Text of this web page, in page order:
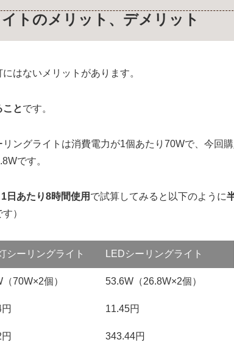
トのメリット、デメリット
はないメリットがあります。
ことです。
ングライトは消費電力が1個あたり70Wで、今回
です。
1日あたり8時間使用 で試算してみると以下のように
）
シーリングライト LEDシーリングライト
70W×2個） 53.6W（26.8W×2個）
11.45円
343.44円